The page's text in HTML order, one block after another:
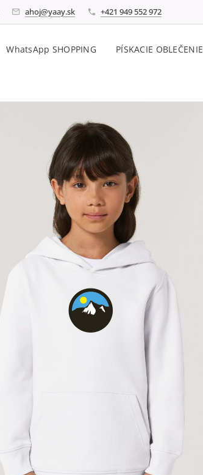
ahoj@yaay.sk +421 949 552 972
WhatsApp SHOPPING PÍSKACIE OBLEČENIE